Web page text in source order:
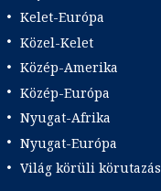
Kelet-Európa
Közel-Kelet
Közép-Amerika
Közép-Európa
Nyugat-Afrika
Nyugat-Európa
Világ körüli körutazás